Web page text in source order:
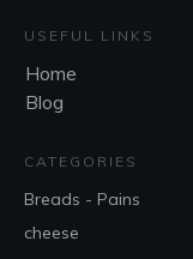
USEFUL LINKS
Home
Blog
CATEGORIES
Breads - Pains
cheese